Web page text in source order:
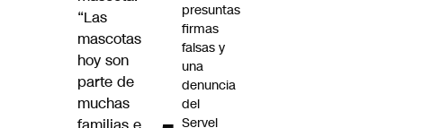
“Las
mascotas
hoy son
parte de
muchas
presuntas
firmas
falsas y
una
denuncia
del
Servel